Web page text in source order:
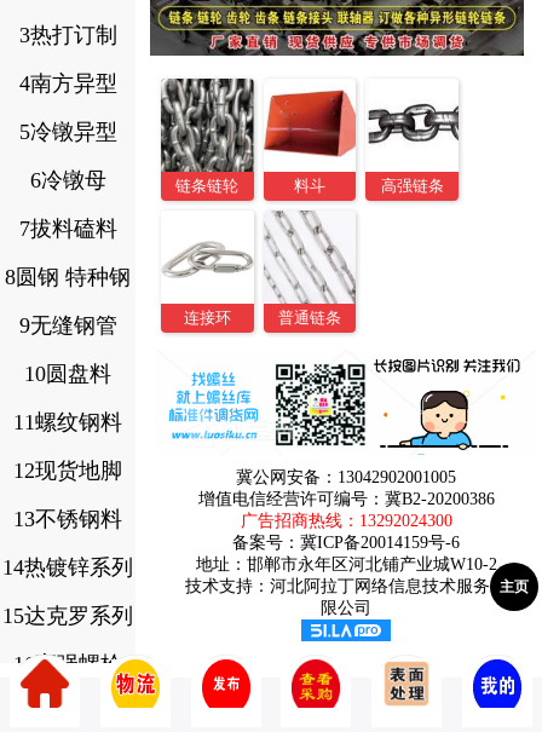
3热打订制
4南方异型
5冷镦异型
6冷镦母
7拔料磕料
8圆钢 特种钢
9无缝钢管
10圆盘料
11螺纹钢料
12现货地脚
13不锈钢料
14热镀锌系列
15达克罗系列
16高强螺栓
17.8.8级螺栓
链条链轮 料斗 高强链条
连接环 普通链条
冀公网安备：13042902001005
增值电信经营许可编号：冀B2-20200386
广告招商热线： 13292024300
备案号： 冀ICP备20014159号-6
地址：邯郸市永年区河北铺产业城W10-2
技术支持：河北阿拉丁网络信息技术服务有
限公司
主页